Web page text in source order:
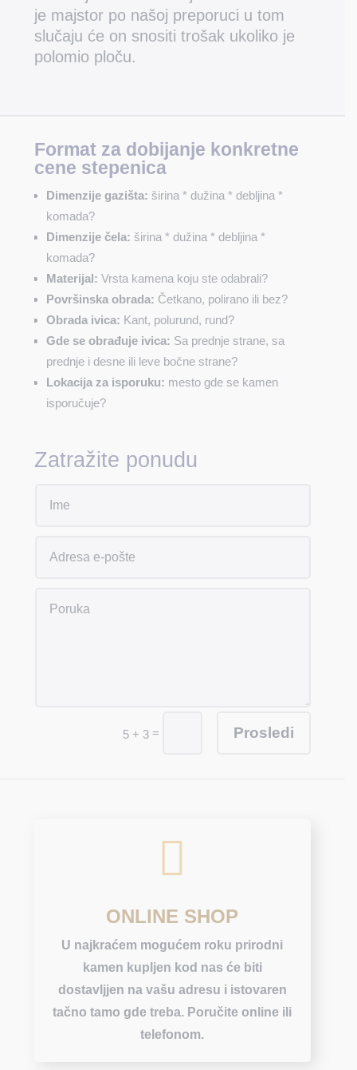
je majstor po našoj preporuci u tom
slučaju će on snositi trošak ukoliko je
polomio ploču.
Format za dobijanje konkretne
cene stepenica
Dimenzije gazišta: širina * dužina * debljina *
komada?
Dimenzije čela: širina * dužina * debljina *
komada?
Materijal: Vrsta kamena koju ste odabrali?
Površinska obrada: Četkano, polirano ili bez?
Obrada ivica: Kant, polurund, rund?
Gde se obrađuje ivica: Sa prednje strane, sa
prednje i desne ili leve bočne strane?
Lokacija za isporuku: mesto gde se kamen
isporučuje?
Zatražite ponudu
5 + 3= Prosledi

ONLINE SHOP
U najkraćem mogućem roku prirodni
kamen kupljen kod nas će biti
dostavljjen na vašu adresu i istovaren
tačno tamo gde treba. Poručite online ili
telefonom.